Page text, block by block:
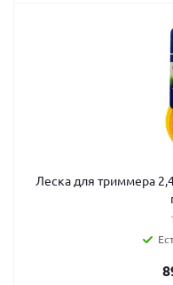
Леска для триммера